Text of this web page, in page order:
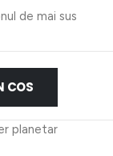
de mai sus
COS
planetar